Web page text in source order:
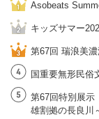
Asobeats
キッズサマー
第67回 瑞浪美
国重要無形民俗
第67回特別展示
雄割拠の長良川